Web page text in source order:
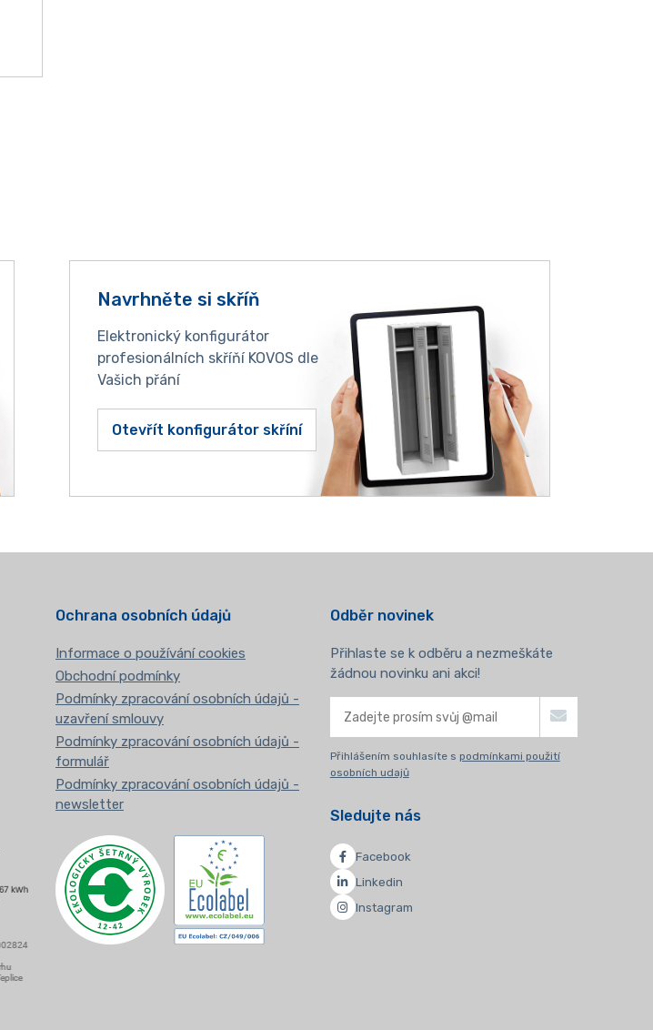
Navrhněte si skříň
Elektronický konfigurátor
profesionálních skříňí KOVOS dle
Vašich přání
Otevřít konfigurátor skříní
Ochrana osobních údajů
Informace o používání cookies
Obchodní podmínky
Podmínky zpracování osobních údajů -
uzavření smlouvy
Podmínky zpracování osobních údajů -
formulář
Podmínky zpracování osobních údajů -
newsletter
Odběr novinek
Přihlaste se k odběru a nezmeškáte
žádnou novinku ani akci!
Přihlášením souhlasíte s podmínkami použití
osobních udajů
Sledujte nás
Facebook
Linkedin
Instagram